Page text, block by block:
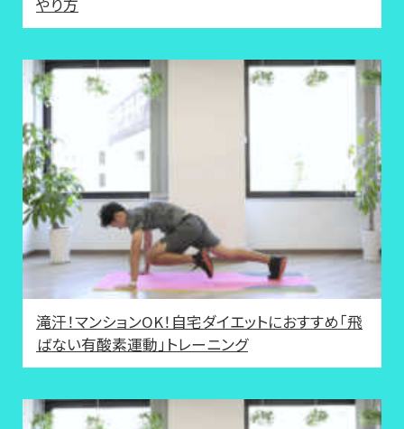
滝汗！マンションOK！自宅ダイエットにおすすめ「飛
ばない有酸素運動」トレーニング